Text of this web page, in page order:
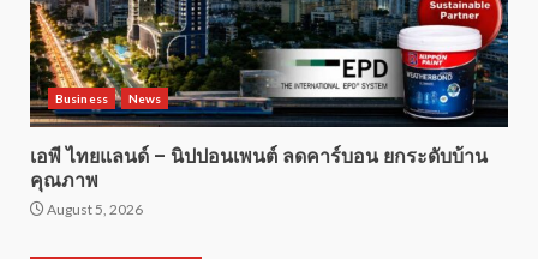
Business News
เอพี ไทยแลนด์ – นิปปอนเพนต์ ลดคาร์บอน ยกระดับบ้าน
คุณภาพ
August 5, 2026